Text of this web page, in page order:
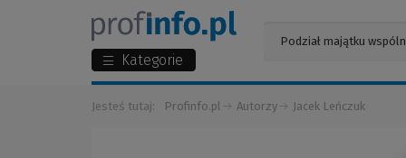
Kategorie
Jesteś tutaj: Profinfo.pl Autorzy Jacek Leńczuk